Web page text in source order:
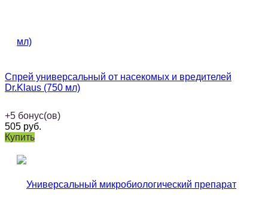
Спрей универсальный от насекомых и вредителей
Dr.Klaus (750 мл)
+5 бонус(ов)
505 руб.
Купить